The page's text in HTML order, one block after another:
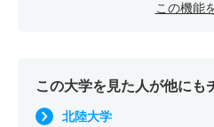
この機能
この大学を見た人が他にも
北陸大学